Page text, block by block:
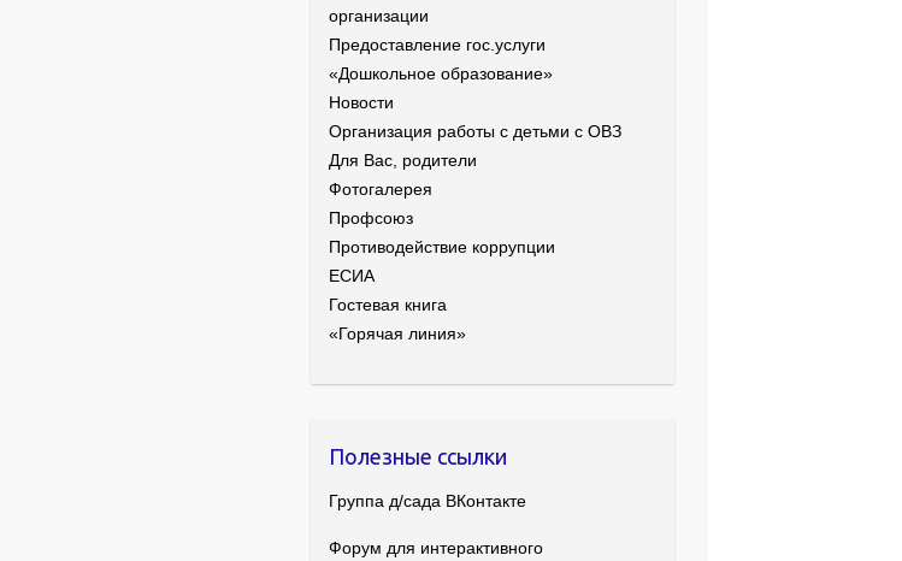
организации
Предоставление гос.услуги
«Дошкольное образование»
Новости
Организация работы с детьми с ОВЗ
Для Вас, родители
Фотогалерея
Профсоюз
Противодействие коррупции
ЕСИА
Гостевая книга
«Горячая линия»
Полезные ссылки
Группа д/сада ВКонтакте
Форум для интерактивного